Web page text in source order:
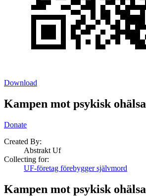
Download
Kampen mot psykisk ohälsa
Donate
Created By:
Abstrakt Uf
Collecting for:
UF-företag förebygger självmord
Kampen mot psykisk ohälsa